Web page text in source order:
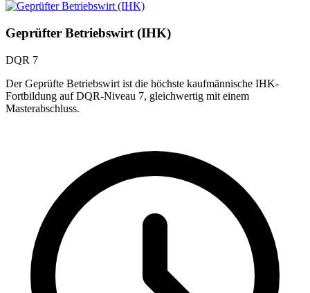
Geprüfter Betriebswirt (IHK)
DQR 7
Der Geprüfte Betriebswirt ist die höchste kaufmännische IHK-
Fortbildung auf DQR-Niveau 7, gleichwertig mit einem
Masterabschluss.